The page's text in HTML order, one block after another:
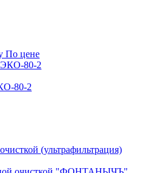
По цене
80-2